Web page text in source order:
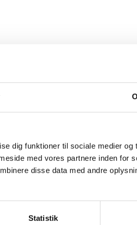
dig funktioner til sociale medier og
med vores partnere inden for
disse data med andre
Statistik